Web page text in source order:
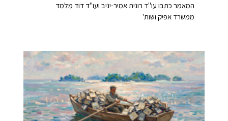
המאמר כתבו עו"ד רונית אמיר-יניב ועו"ד דוד מלמד
ממשרד אפיק ושות'